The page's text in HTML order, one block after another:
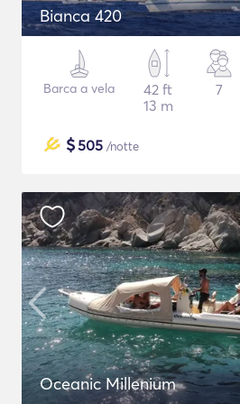
Bianca 420
Barca a vela
42 ft
13 m
7
$505 /notte
Oceanic Millenium